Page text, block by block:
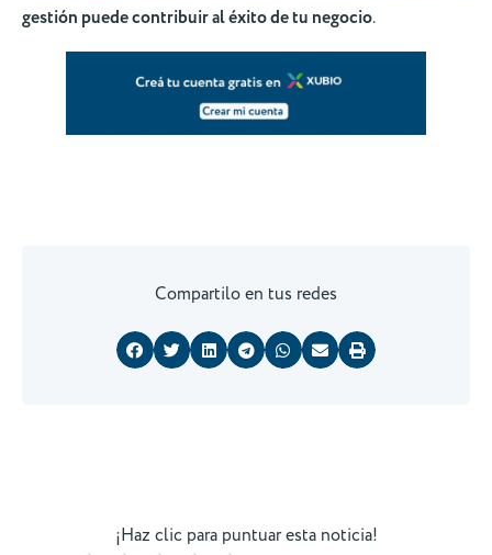
gestión puede contribuir al éxito de tu negocio.
Compartilo en tus redes
¡Haz clic para puntuar esta noticia!